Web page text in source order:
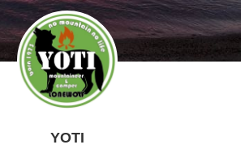
YOTI